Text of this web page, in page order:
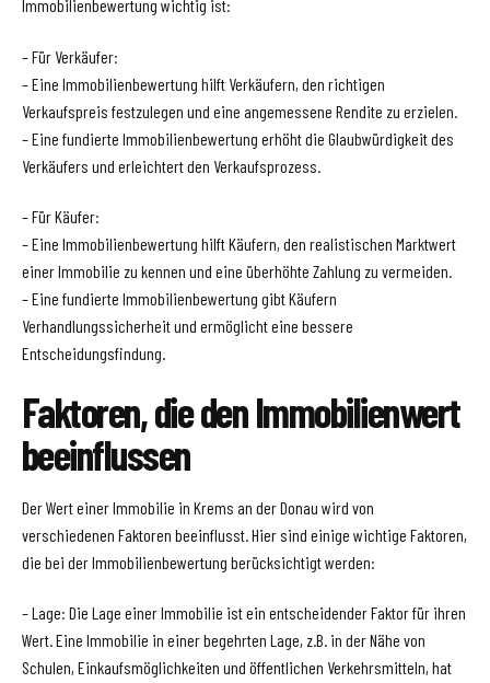
Immobilienbewertung wichtig ist:
– Für Verkäufer:
– Eine Immobilienbewertung hilft Verkäufern, den richtigen
Verkaufspreis festzulegen und eine angemessene Rendite zu erzielen.
– Eine fundierte Immobilienbewertung erhöht die Glaubwürdigkeit des
Verkäufers und erleichtert den Verkaufsprozess.
– Für Käufer:
– Eine Immobilienbewertung hilft Käufern, den realistischen Marktwert
einer Immobilie zu kennen und eine überhöhte Zahlung zu vermeiden.
– Eine fundierte Immobilienbewertung gibt Käufern
Verhandlungssicherheit und ermöglicht eine bessere
Entscheidungsfindung.
Faktoren, die den Immobilienwert
beeinflussen
Der Wert einer Immobilie in Krems an der Donau wird von
verschiedenen Faktoren beeinflusst. Hier sind einige wichtige Faktoren,
die bei der Immobilienbewertung berücksichtigt werden:
– Lage: Die Lage einer Immobilie ist ein entscheidender Faktor für ihren
Wert. Eine Immobilie in einer begehrten Lage, z.B. in der Nähe von
Schulen, Einkaufsmöglichkeiten und öffentlichen Verkehrsmitteln, hat